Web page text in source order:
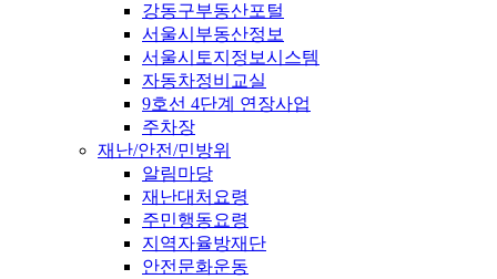
강동구부동산포털
서울시부동산정보
서울시토지정보시스템
자동차정비교실
9호선 4단계 연장사업
주차장
재난/안전/민방위
알림마당
재난대처요령
주민행동요령
지역자율방재단
안전문화운동